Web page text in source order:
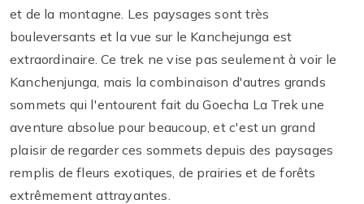
et de la montagne. Les paysages sont très
bouleversants et la vue sur le Kanchejunga est
extraordinaire. Ce trek ne vise pas seulement à voir le
Kanchenjunga, mais la combinaison d'autres grands
sommets qui l'entourent fait du Goecha La Trek une
aventure absolue pour beaucoup, et c'est un grand
plaisir de regarder ces sommets depuis des paysages
remplis de fleurs exotiques, de prairies et de forêts
extrêmement attrayantes.